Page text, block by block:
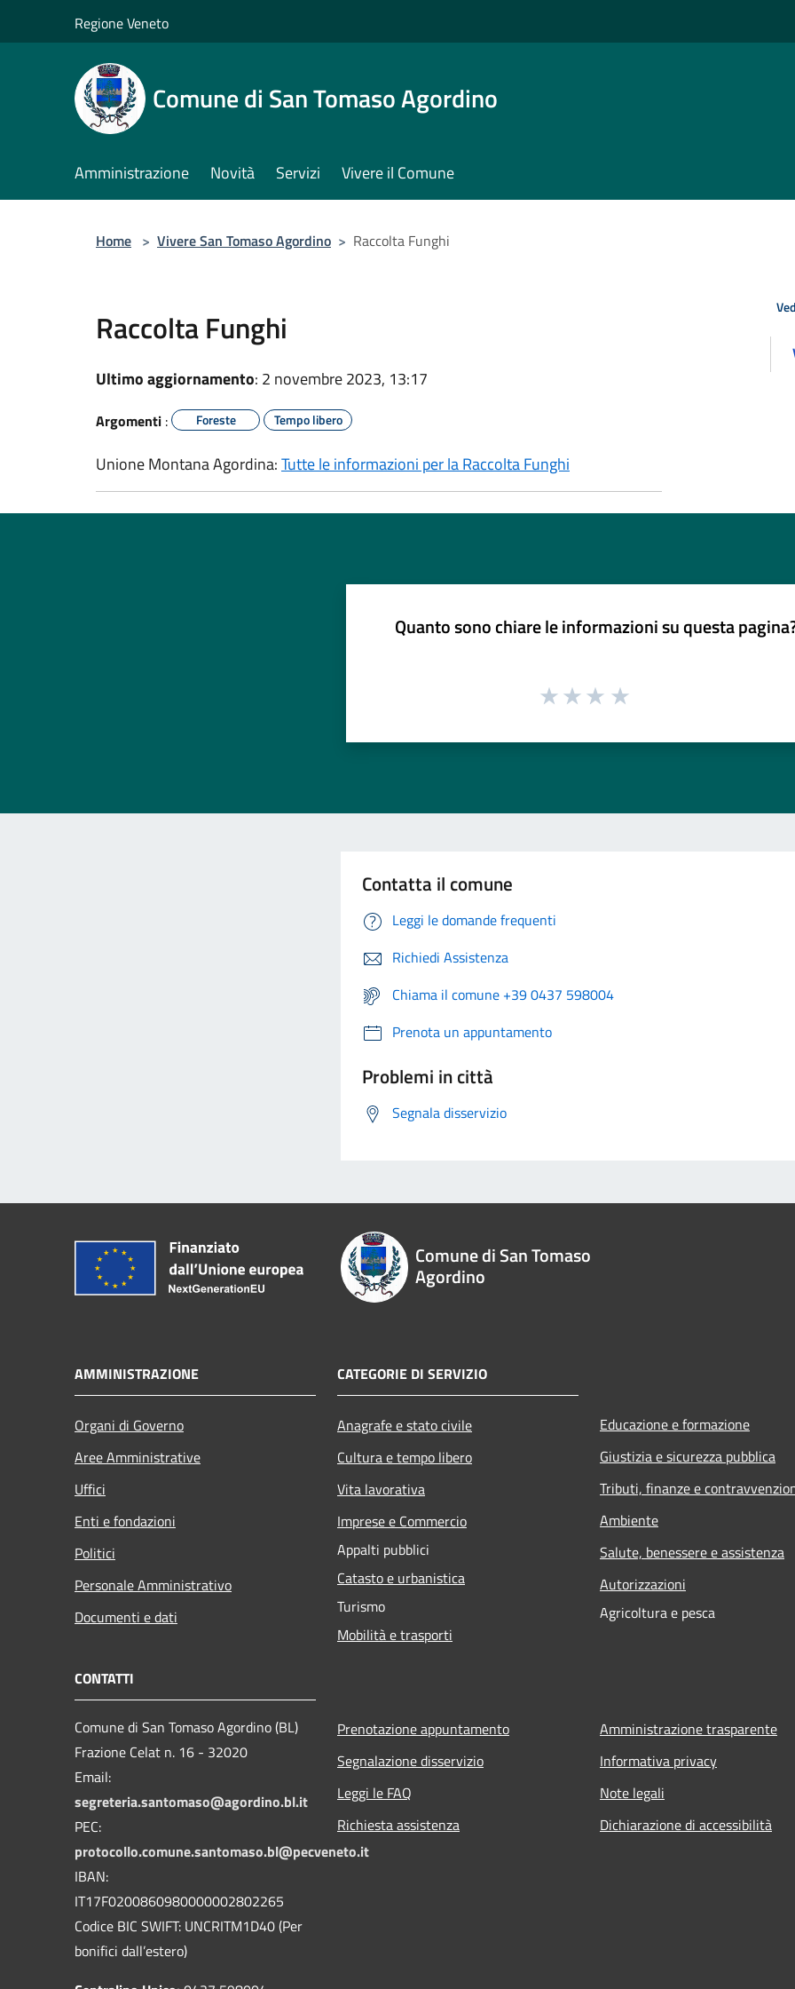
Regione Veneto
Comune di San Tomaso Agordino
Amministrazione Novità Servizi Vivere il Comune
Home > Vivere San Tomaso Agordino > Raccolta Funghi
Raccolta Funghi
Ultimo aggiornamento: 2 novembre 2023, 13:17
Argomenti : Foreste Tempo libero
Unione Montana Agordina:Tutte le informazioni per la Raccolta Funghi
Quanto sono chiare le informazioni su questa
Contatta il comune
Leggi le domande frequenti
Richiedi Assistenza
Chiama il comune +39 0437 598004
Prenota un appuntamento
Problemi in città
Segnala disservizio
Comune di San Tomaso
Agordino
AMMINISTRAZIONE
Organi di Governo
Aree Amministrative
Uffici
Enti e fondazioni
Politici
Personale Amministrativo
Documenti e dati
CATEGORIE DI SERVIZIO
Anagrafe e stato civile
Cultura e tempo libero
Vita lavorativa
Imprese e Commercio
Appalti pubblici
Catasto e urbanistica
Turismo
Mobilità e trasporti
Educazione e formazione
Giustizia e sicurezza pubblica
Tributi, finanze e
Ambiente
Salute, benessere e assistenza
Autorizzazioni
Agricoltura e pesca
CONTATTI
Comune di San Tomaso Agordino (BL)
Frazione Celat n. 16 - 32020
Email:
segreteria.santomaso@agordino.bl.it
PEC:
protocollo.comune.santomaso.bl@pecveneto.it
IBAN:
IT17F0200860980000002802265
Codice BIC SWIFT: UNCRITM1D40 (Per
bonifici dall’estero)
Prenotazione appuntamento
Segnalazione disservizio
Leggi le FAQ
Richiesta assistenza
Amministrazione trasparente
Informativa privacy
Note legali
Dichiarazione di accessibilità